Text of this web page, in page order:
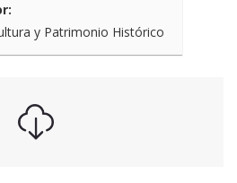
y Patrimonio Histórico